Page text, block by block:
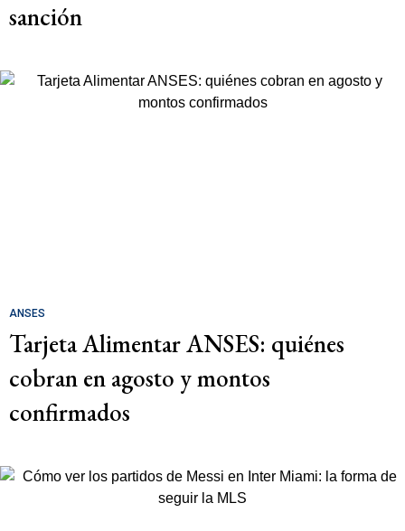
sanción
ANSES
Tarjeta Alimentar ANSES: quiénes
cobran en agosto y montos
confirmados